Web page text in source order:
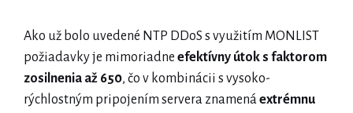
Ako už bolo uvedené NTP DDoS s využitím MONLIST
požiadavky je mimoriadne efektívny útok s faktorom
zosilnenia až 650, čo v kombinácii s vysoko-
rýchlostným pripojením servera znamenáextrémnu